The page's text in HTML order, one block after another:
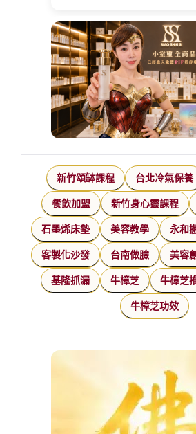
新竹頌缽課程 台北冷氣保養
餐飲加盟 新竹身心靈課程
石墨烯床墊 美容教學 永和
客製化沙發 台南做臉 美容
基隆抓漏 牛樟芝 牛樟芝
牛樟芝功效